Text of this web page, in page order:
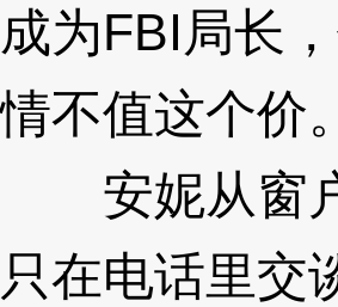
成为FBI局长
情不值这个价。
安妮从窗户
只在电话里交